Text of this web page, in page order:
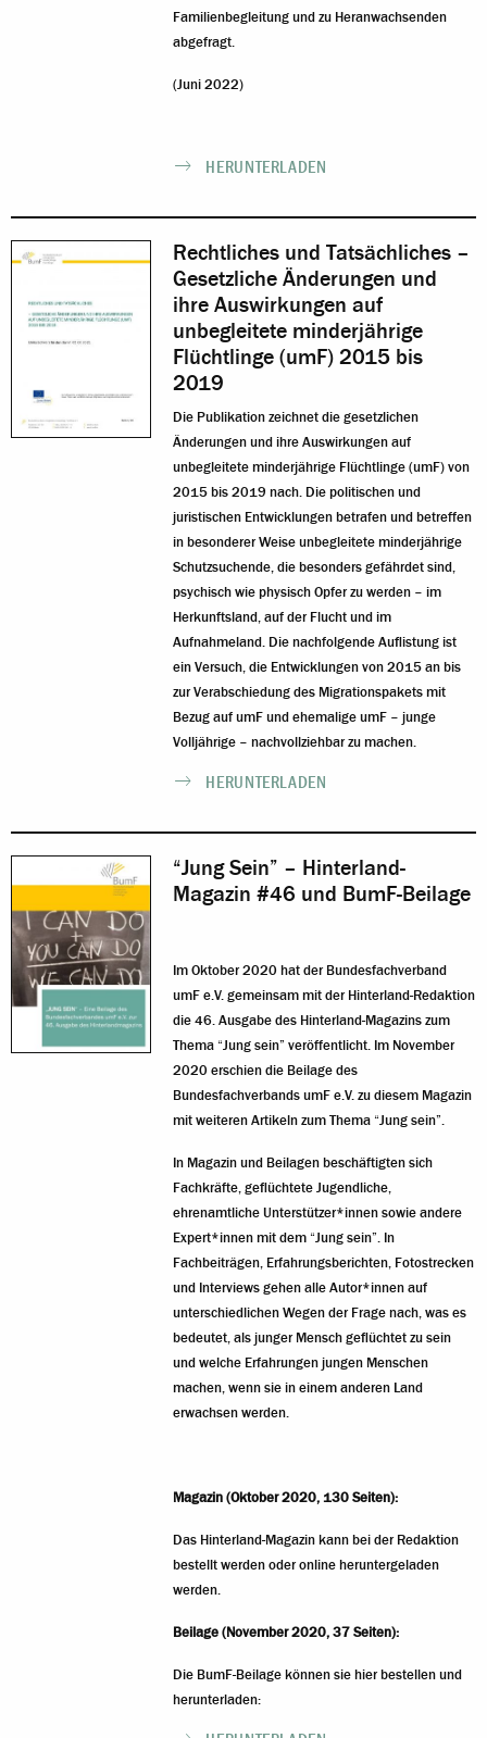
Familienbegleitung und zu Heranwachsenden
abgefragt.
(Juni 2022)
HERUNTERLADEN
Rechtliches und Tatsächliches –
Gesetzliche Änderungen und
ihre Auswirkungen auf
unbegleitete minderjährige
Flüchtlinge (umF) 2015 bis
2019
Die Publikation zeichnet die gesetzlichen
Änderungen und ihre Auswirkungen auf
unbegleitete minderjährige Flüchtlinge (umF) von
2015 bis 2019 nach. Die politischen und
juristischen Entwicklungen betrafen und betreffen
in besonderer Weise unbegleitete minderjährige
Schutzsuchende, die besonders gefährdet sind,
psychisch wie physisch Opfer zu werden – im
Herkunftsland, auf der Flucht und im
Aufnahmeland. Die nachfolgende Auflistung ist
ein Versuch, die Entwicklungen von 2015 an bis
zur Verabschiedung des Migrationspakets mit
Bezug auf umF und ehemalige umF – junge
Volljährige – nachvollziehbar zu machen.
HERUNTERLADEN
“Jung Sein” – Hinterland-
Magazin #46 und BumF-Beilage
Im Oktober 2020 hat der Bundesfachverband
umF e.V. gemeinsam mit der Hinterland-Redaktion
die 46. Ausgabe des Hinterland-Magazins zum
Thema “Jung sein” veröffentlicht. Im November
2020 erschien die Beilage des
Bundesfachverbands umF e.V. zu diesem Magazin
mit weiteren Artikeln zum Thema “Jung sein”.
In Magazin und Beilagen beschäftigten sich
Fachkräfte, geflüchtete Jugendliche,
ehrenamtliche Unterstützer*innen sowie andere
Expert*innen mit dem “Jung sein”. In
Fachbeiträgen, Erfahrungsberichten, Fotostrecken
und Interviews gehen alle Autor*innen auf
unterschiedlichen Wegen der Frage nach, was es
bedeutet, als junger Mensch geflüchtet zu sein
und welche Erfahrungen jungen Menschen
machen, wenn sie in einem anderen Land
erwachsen werden.
Magazin (Oktober 2020, 130 Seiten):
Das Hinterland-Magazin kannbei der Redaktion
bestelltwerden oderonline heruntergeladen
werden.
Beilage (November 2020, 37 Seiten):
Die BumF-Beilage können sie hier bestellen und
herunterladen: